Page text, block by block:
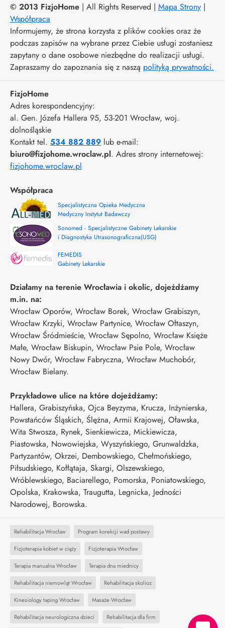
© 2013 FizjoHome | All Rights Reserved | Mapa Strony |
Współpraca
Informujemy, że strona korzysta z plików cookies oraz że
podczas zapisów na wybrane przez Ciebie usługi zostaniesz
zapytany o dane osobowe niezbędne do realizacji usługi.
Zapraszamy do zapoznania się z naszą polityką prywatności.
FizjoHome
Adres korespondencyjny:
al. Gen. Józefa Hallera 95, 53-201 Wrocław, woj.
dolnośląskie
Kontakt tel. 534 882 889 lub e-mail:
biuro@fizjohome.wroclaw.pl. Adres strony internetowej:
fizjohome.wroclaw.pl
Współpraca
Specjalistyczna Opieka Medyczna
Medyczny Instytut Badawczy
Sonomed - Specjalistyczne Gabinety Lekarskie
i Diagnostyka Utrasonograficzna(USG)
FEMEDIS
Gabinety Lekarskie
Działamy na terenie Wrocławia i okolic, dojeżdżamy
m.in. na:
Wrocław Oporów, Wrocław Borek, Wrocław Grabiszyn,
Wrocław Krzyki, Wrocław Partynice, Wrocław Ołtaszyn,
Wrocław Śródmieście, Wrocław Sępolno, Wrocław Księże
Małe, Wrocław Biskupin, Wrocław Psie Pole, Wrocław
Nowy Dwór, Wrocław Fabryczna, Wrocław Muchobór,
Wrocław Bielany.
Przykładowe ulice na które dojeżdżamy:
Hallera, Grabiszyńska, Ojca Beyzyma, Krucza, Inżynierska,
Powstańców Śląskich, Ślężna, Armii Krajowej, Oławska,
Wita Stwosza, Rynek, Sienkiewicza, Mickiewicza,
Piastowska, Nowowiejska, Wyszyńskiego, Grunwaldzka,
Partyzantów, Okrzei, Dembowskiego, Chełmońskiego,
Piłsudskiego, Kołłątaja, Skargi, Olszewskiego,
Wróblewskiego, Baciarellego, Pomorska, Poniatowskiego,
Opolska, Krakowska, Traugutta, Legnicka, Jedności
Narodowej, Borowska.
Rehabilitacja Wrocław Program korekcji wad postawy
Fizjoterapia kobiet w ciąży Fizjoterapia Wrocław
Terapia manualna Wrocław Terapia dna miednicy
Rehabilitacja niemowląt Wrocław Rehabilitacja skolioz
Kinesiology taping Wrocław Masaże Wrocław
Rehabilitacja neurologiczna dzieci Rehabilitacja dla firm